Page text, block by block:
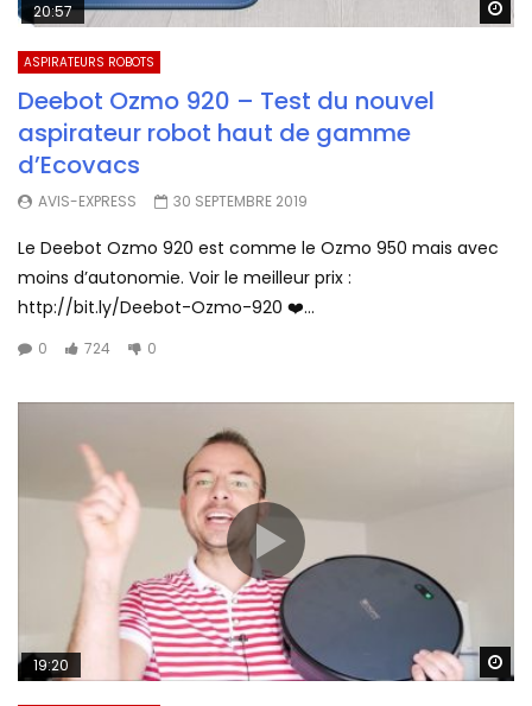
20:57
ASPIRATEURS ROBOTS
Deebot Ozmo 920 – Test du nouvel
aspirateur robot haut de gamme
d’Ecovacs
AVIS-EXPRESS 30 SEPTEMBRE 2019
Le Deebot Ozmo 920 est comme le Ozmo 950 mais avec
moins d’autonomie. Voir le meilleur prix :
http://bit.ly/Deebot-Ozmo-920 ❤️...
0 724 0
19:20